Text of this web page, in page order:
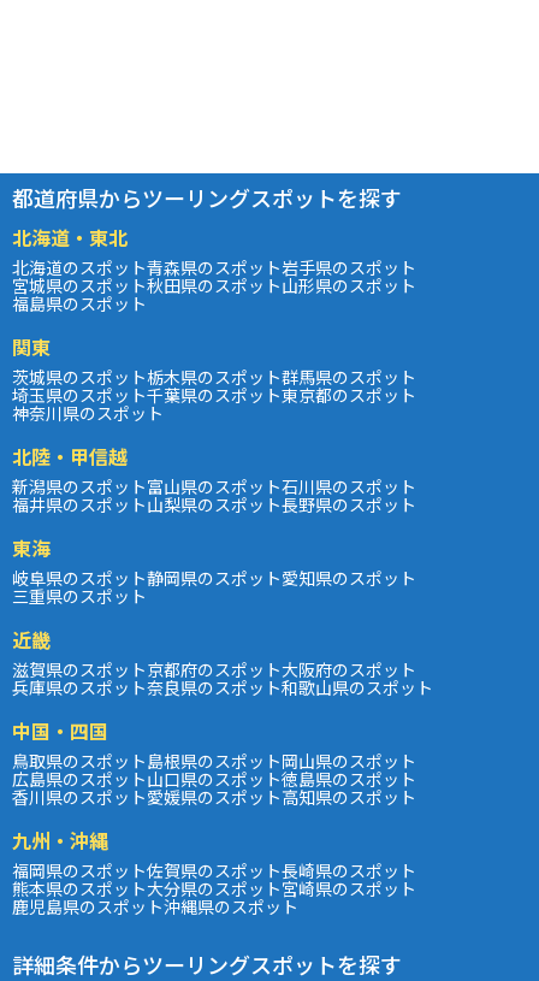
都道府県からツーリングスポットを探す
北海道・東北
北海道のスポット青森県のスポット岩手県のスポット
宮城県のスポット秋田県のスポット山形県のスポット
福島県のスポット
関東
茨城県のスポット栃木県のスポット群馬県のスポット
埼玉県のスポット千葉県のスポット東京都のスポット
神奈川県のスポット
北陸・甲信越
新潟県のスポット富山県のスポット石川県のスポット
福井県のスポット山梨県のスポット長野県のスポット
東海
岐阜県のスポット静岡県のスポット愛知県のスポット
三重県のスポット
近畿
滋賀県のスポット京都府のスポット大阪府のスポット
兵庫県のスポット奈良県のスポット和歌山県のスポット
中国・四国
鳥取県のスポット島根県のスポット岡山県のスポット
広島県のスポット山口県のスポット徳島県のスポット
香川県のスポット愛媛県のスポット高知県のスポット
九州・沖縄
福岡県のスポット佐賀県のスポット長崎県のスポット
熊本県のスポット大分県のスポット宮崎県のスポット
鹿児島県のスポット沖縄県のスポット
詳細条件からツーリングスポットを探す